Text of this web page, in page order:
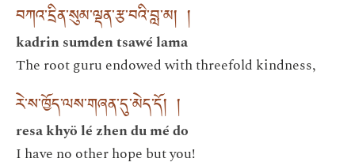
བཀའ་དྲིན་སུམ་ལྡན་རྩ་བའི་བླ་མ། །
kadrin sumden tsawé lama
The root guru endowed with threefold kindness,
རེ་ས་ཁྱོད་ལས་གཞན་དུ་མེད་དོ། །
resa khyö lé zhen du mé do
I have no other hope but you!